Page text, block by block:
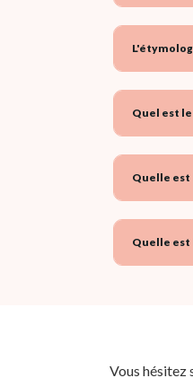
Quel est
Quelle est
Quelle est
Vous hésitez